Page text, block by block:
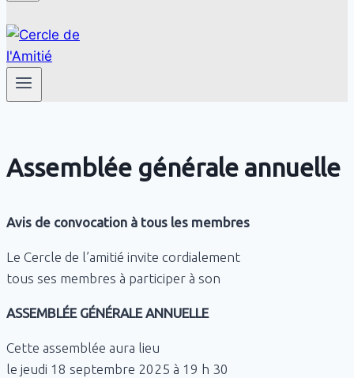
Assemblée générale annuelle
Avis de convocation à tous les membres
Le Cercle de l’amitié invite cordialement
tous ses membres à participer à son
ASSEMBLÉE GÉNÉRALE ANNUELLE
Cette assemblée aura lieu
le jeudi 18 septembre 2025 à 19 h 30